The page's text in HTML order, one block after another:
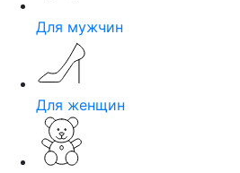
Для мужчин
Для женщин